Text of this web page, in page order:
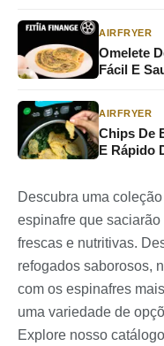
AIRFRYER
Omelete
Fácil E
AIRFRYER
Chips De
E Rápido
Descubra uma
espinafre que
frescas e nutritivas.
refogados saborosos,
com os espinafres
uma variedade de
Explore nosso